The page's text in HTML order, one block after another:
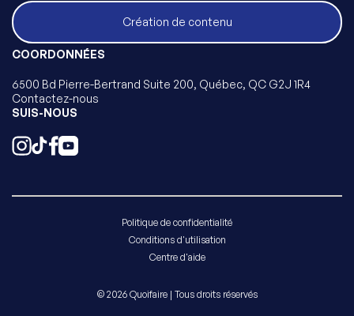
Création de contenu
COORDONNÉES
6500 Bd Pierre-Bertrand Suite 200, Québec, QC G2J 1R4
Contactez-nous
SUIS-NOUS
Politique de confidentialité
Conditions d'utilisation
Centre d'aide
© 2026 Quoifaire | Tous droits réservés